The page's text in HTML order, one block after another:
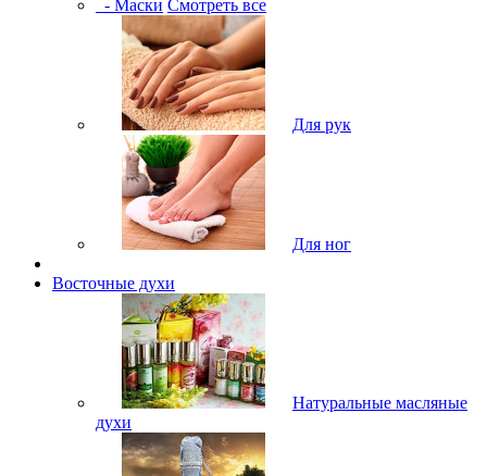
- Маски Смотреть все
Для рук
Для ног
Восточные духи
Натуральные масляные
духи